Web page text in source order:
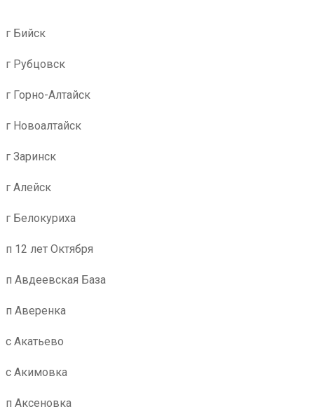
г Бийск
г Рубцовск
г Горно-Алтайск
г Новоалтайск
г Заринск
г Алейск
г Белокуриха
п 12 лет Октября
п Авдеевская База
п Аверенка
с Акатьево
с Акимовка
п Аксеновка